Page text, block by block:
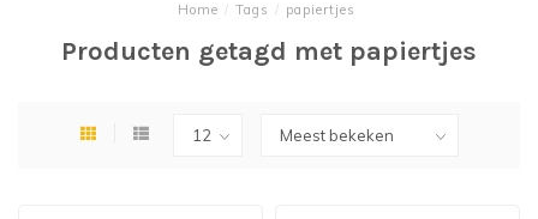
Home / Tags / papiertjes
Producten getagd met papiertjes